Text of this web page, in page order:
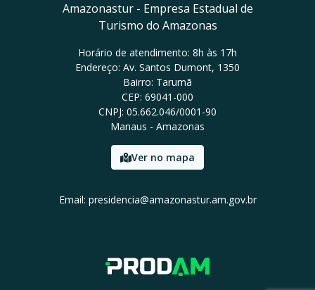
Amazonastur - Empresa Estadual de
Turismo do Amazonas
Horário de atendimento: 8h às 17h
Endereço: Av. Santos Dumont, 1350
Bairro: Tarumã
CEP: 69041-000
CNPJ: 05.662.046/0001-90
Manaus - Amazonas
Ver no mapa
Email: presidencia@amazonastur.am.gov.br